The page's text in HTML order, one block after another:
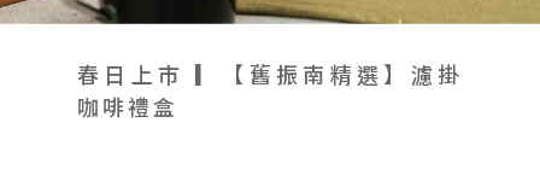
會員禮遇
線上購物 會員禮遇 企業客製
春日上市 ▎【舊振南精選】濾掛
咖啡禮盒